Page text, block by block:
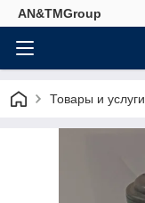
AN&TMGroup
Товары и услуги